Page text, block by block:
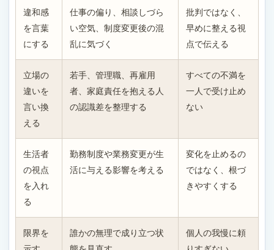
違和感
を言葉
にする
仕事の偏り、相談しづら
い空気、制度変更後の混
乱に気づく
批判ではなく、
早めに整える視
点で伝える
立場の
違いを
言い換
える
若手、管理職、再雇用
者、家庭責任を抱える人
の認識差を整理する
すべての不満を
一人で受け止め
ない
生活者
の視点
を入れ
る
勤務制度や業務変更が生
活に与える影響を考える
変化を止めるの
ではなく、根づ
きやすくする
限界を
誰かの無理で成り立つ状
個人の我慢に頼